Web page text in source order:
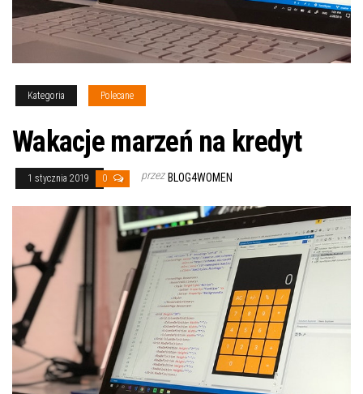
Kategoria Polecane
Wakacje marzeń na kredyt
1 stycznia 2019 0 przez BLOG4WOMEN